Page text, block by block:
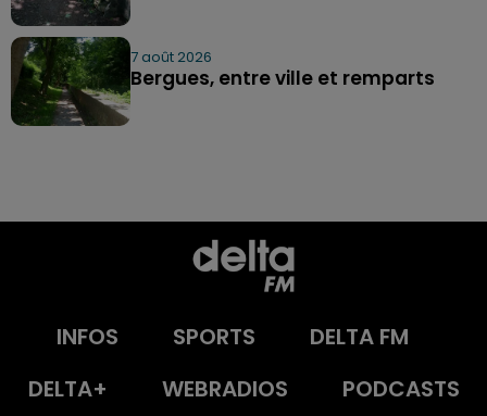
7 août 2026
Bergues, entre ville et remparts
INFOS SPORTS
DELTA FM
DELTA+
WEBRADIOS PODCASTS